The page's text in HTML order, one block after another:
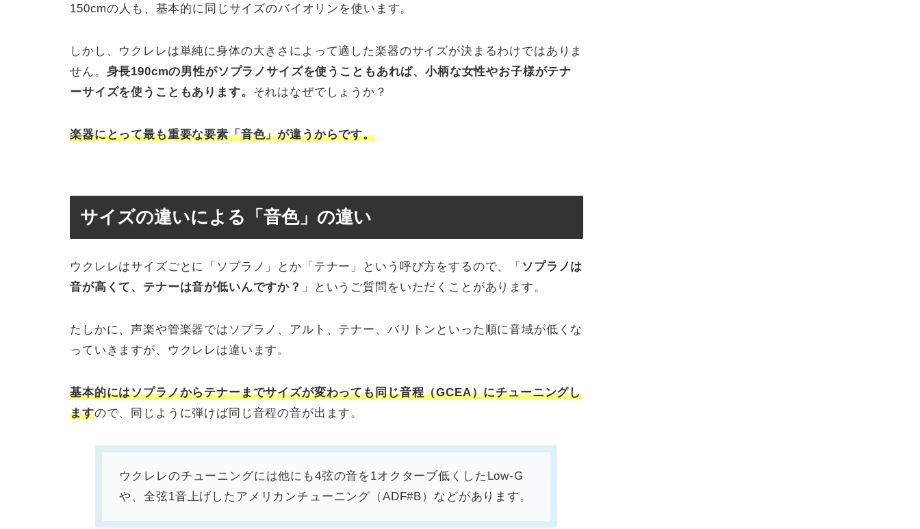
150cmの人も、基本的に同じサイズのバイオリンを使います。
しかし、ウクレレは単純に身体の大きさによって適した楽器のサイズが決まるわけではありま
せん。 身長190cmの男性がソプラノサイズを使うこともあれば、小柄な女性やお子様がテナ
ーサイズを使うこともあります。 それはなぜでしょうか？
楽器にとって最も重要な要素「音色」が違うからです。
サイズの違いによる「音色」の違い
ウクレレはサイズごとに「ソプラノ」とか「テナー」という呼び方をするので、「 ソプラノは
音が高くて、テナーは音が低いんですか？ 」というご質問をいただくことがあります。
たしかに、声楽や管楽器ではソプラノ、アルト、テナー、バリトンといった順に音域が低くな
っていきますが、ウクレレは違います。
基本的にはソプラノからテナーまでサイズが変わっても同じ音程（GCEA）にチューニングし
ますので、同じように弾けば同じ音程の音が出ます。
ウクレレのチューニングには他にも4弦の音を1オクターブ低くしたLow-G
や、全弦1音上げしたアメリカンチューニング（ADF#B）などがあります。